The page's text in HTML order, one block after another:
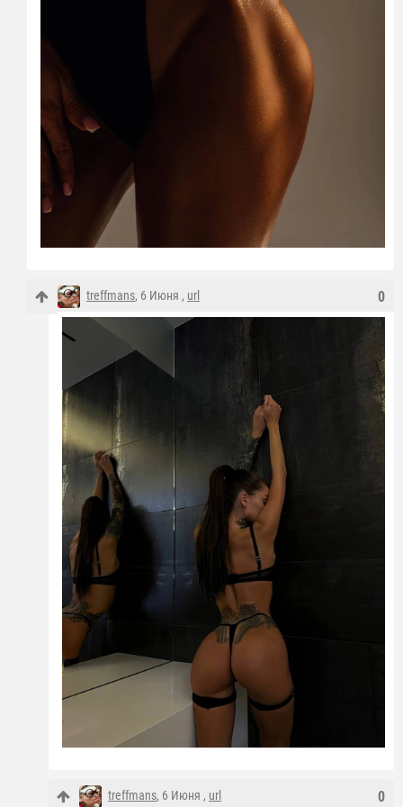
0
treffmans, 6 Июня , url
0
treffmans, 6 Июня , url